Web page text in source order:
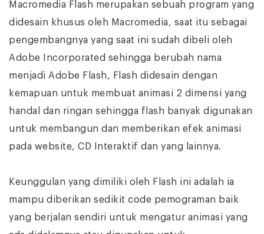
Macromedia Flash merupakan sebuah program yang
didesain khusus oleh Macromedia, saat itu sebagai
pengembangnya yang saat ini sudah dibeli oleh
Adobe Incorporated sehingga berubah nama
menjadi Adobe Flash, Flash didesain dengan
kemapuan untuk membuat animasi 2 dimensi yang
handal dan ringan sehingga flash banyak digunakan
untuk membangun dan memberikan efek animasi
pada website, CD Interaktif dan yang lainnya.
Keunggulan yang dimiliki oleh Flash ini adalah ia
mampu diberikan sedikit code pemograman baik
yang berjalan sendiri untuk mengatur animasi yang